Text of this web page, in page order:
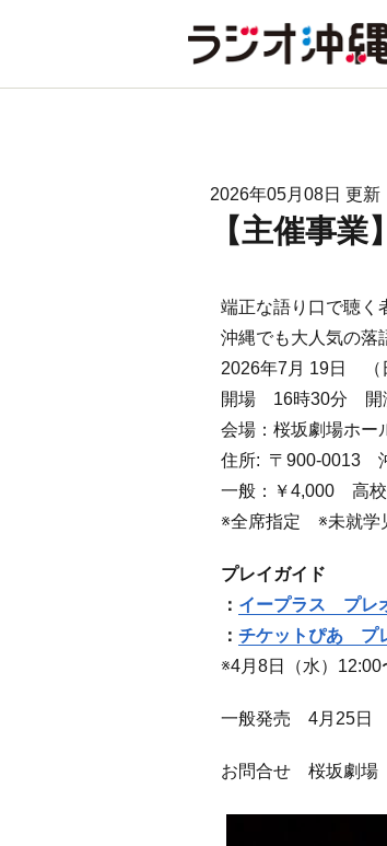
2026年05月08日 更新
【主催事
端正な語り口で聴く
沖縄でも大人気の落
2026年7月 19日 （
開場 16時30分 開
会場：桜坂劇場ホー
住所: 〒900-0013
一般：￥4,000 高校
※全席指定 ※未就学
プレイガイド
： イープラス プレ
： チケットぴあ プ
※4月8日（水）
一般発売 4月25日
お問合せ 桜坂劇場